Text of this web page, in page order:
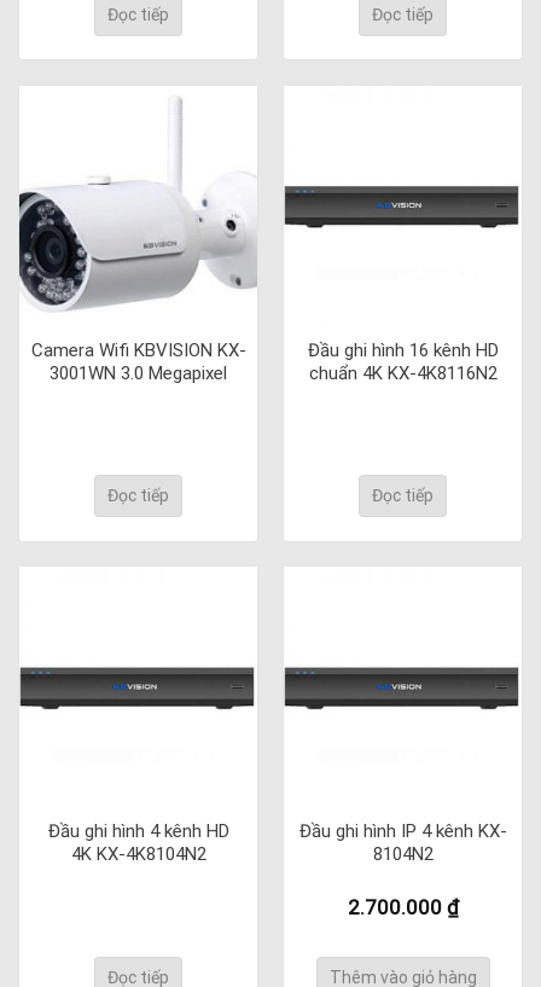
Đọc tiếp Đọc tiếp
Camera Wifi KBVISION KX-
3001WN 3.0 Megapixel
Đọc tiếp
Đầu ghi hình 16 kênh HD
chuẩn 4K KX-4K8116N2
Đọc tiếp
Đầu ghi hình 4 kênh HD
4K KX-4K8104N2
Đọc tiếp
Đầu ghi hình IP 4 kênh KX-
8104N2
2.700.000 ₫
Thêm vào giỏ hàng